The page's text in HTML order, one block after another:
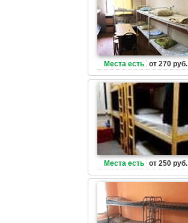
Места есть от 270 руб.
Места есть от 250 руб.